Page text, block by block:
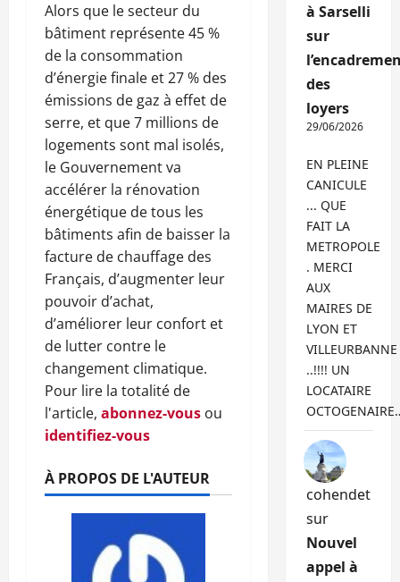
Alors que le secteur du
bâtiment représente 45 %
de la consommation
d’énergie finale et 27 % des
émissions de gaz à effet de
serre, et que 7 millions de
logements sont mal isolés,
le Gouvernement va
accélérer la rénovation
énergétique de tous les
bâtiments afin de baisser la
facture de chauffage des
Français, d’augmenter leur
pouvoir d’achat,
d’améliorer leur confort et
de lutter contre le
changement climatique.
Pour lire la totalité de
l'article, abonnez-vous ou
identifiez-vous
À PROPOS DE L'AUTEUR
à Sarselli
sur
des
loyers
29/06/2026
EN PLEINE
CANICULE
... QUE
FAIT LA
METROPOLE
. MERCI
AUX
MAIRES DE
LYON ET
VILLEURBANNE
..!!!! UN
LOCATAIRE
cohendet
sur
Nouvel
appel à